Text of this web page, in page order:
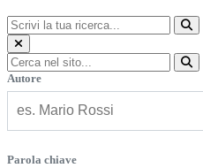
Autore
Parola chiave